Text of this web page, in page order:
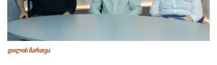
დილის ჩართვა